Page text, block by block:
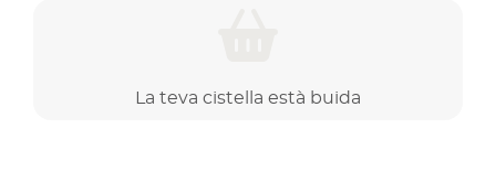
La teva cistella està buida